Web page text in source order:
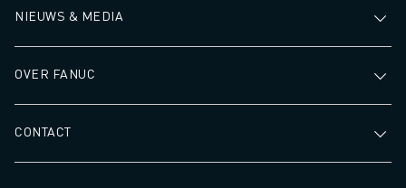
NIEUWS & MEDIA
OVER FANUC
CONTACT